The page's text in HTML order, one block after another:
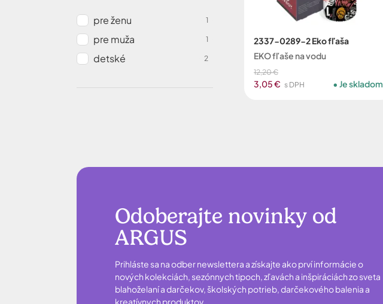
pre ženu 1
pre muža 1
detské 2
2337-0289-2 Eko fľaša
EKO fľaše na vodu
12,20 €
3,05 € s DPH Je skladom
Odoberajte novinky od
ARGUS
Prihláste sa na odber newslettera a získajte ako prví informácie o
nových kolekciách, sezónnych tipoch, zľavách a inšpiráciách zo sveta
blahoželaní a darčekov, školských potrieb, darčekového balenia a
kreatívnych produktov.